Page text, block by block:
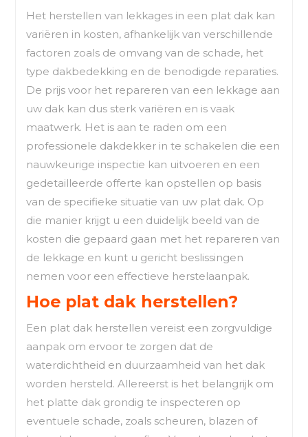
Het herstellen van lekkages in een plat dak kan
variëren in kosten, afhankelijk van verschillende
factoren zoals de omvang van de schade, het
type dakbedekking en de benodigde reparaties.
De prijs voor het repareren van een lekkage aan
uw dak kan dus sterk variëren en is vaak
maatwerk. Het is aan te raden om een
professionele dakdekker in te schakelen die een
nauwkeurige inspectie kan uitvoeren en een
gedetailleerde offerte kan opstellen op basis
van de specifieke situatie van uw plat dak. Op
die manier krijgt u een duidelijk beeld van de
kosten die gepaard gaan met het repareren van
de lekkage en kunt u gericht beslissingen
nemen voor een effectieve herstelaanpak.
Hoe plat dak herstellen?
Een plat dak herstellen vereist een zorgvuldige
aanpak om ervoor te zorgen dat de
waterdichtheid en duurzaamheid van het dak
worden hersteld. Allereerst is het belangrijk om
het platte dak grondig te inspecteren op
eventuele schade, zoals scheuren, blazen of